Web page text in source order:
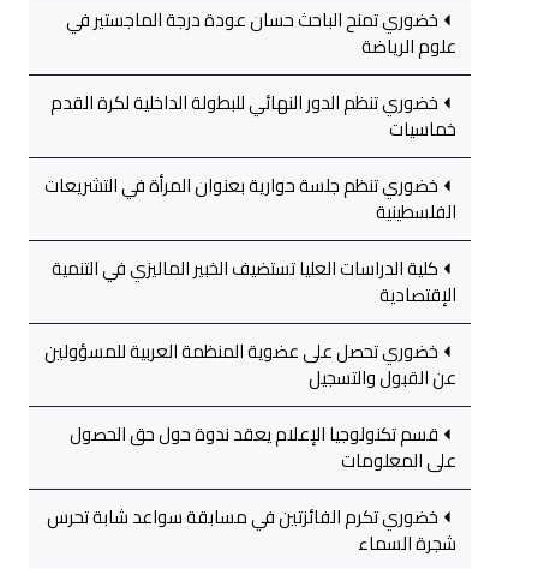
خضوري تمنح الباحث حسان عودة درجة الماجستير في
علوم الرياضة
خضوري تنظم الدور النهائي للبطولة الداخلية لكرة القدم
خماسيات
خضوري تنظم جلسة حوارية بعنوان المرأة في التشريعات
الفلسطينية
كلية الدراسات العليا تستضيف الخبير الماليزي في التنمية
الإقتصادية
خضوري تحصل على عضوية المنظمة العربية للمسؤولين
عن القبول والتسجيل
قسم تكنولوجيا الإعلام يعقد ندوة حول حق الحصول
على المعلومات
خضوري تكرم الفائزتين في مسابقة سواعد شابة تحرس
شجرة السماء